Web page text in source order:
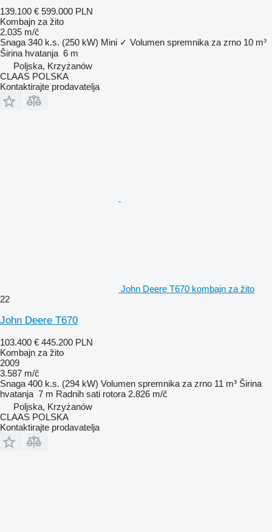
139.100 € 599.000 PLN
Kombajn za žito
2.035 m/č
Snaga 340 k.s. (250 kW) Mini ✓ Volumen spremnika za zrno 10 m³
Širina hvatanja 6 m
Poljska, Krzyżanów
CLAAS POLSKA
Kontaktirajte prodavatelja
John Deere T670 kombajn za žito
22
John Deere T670
103.400 € 445.200 PLN
Kombajn za žito
2009
3.587 m/č
Snaga 400 k.s. (294 kW) Volumen spremnika za zrno 11 m³ Širina
hvatanja 7 m Radnih sati rotora 2.826 m/č
Poljska, Krzyżanów
CLAAS POLSKA
Kontaktirajte prodavatelja